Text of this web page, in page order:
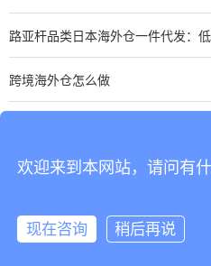
路亚杆品类日本海外仓一件代发：
跨境海外仓怎么做
欢迎来到本网站，请问有
现在咨询 稍后再说